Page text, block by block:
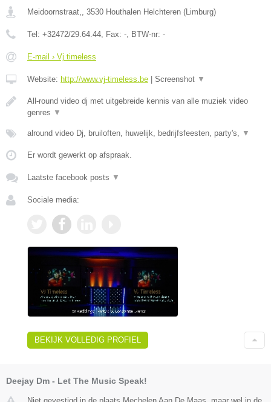
Meidoornstraat,, 3530 Houthalen Helchteren (Limburg)
Tel: +32472/29.64.44, Fax: -, BTW-nr: -
E-mail › Vj timeless
Website: http://www.vj-timeless.be Screenshot ▼
All-round video dj met uitgebreide kennis van alle muziek video
genres ▼
alround video Dj, bruiloften, huwelijk, bedrijfsfeesten, party's, ▼
Er wordt gewerkt op afspraak.
Laatste facebook posts ▼
Sociale media:
BEKIJK VOLLEDIG PROFIEL
Deejay Dm - Let The Music Speak!